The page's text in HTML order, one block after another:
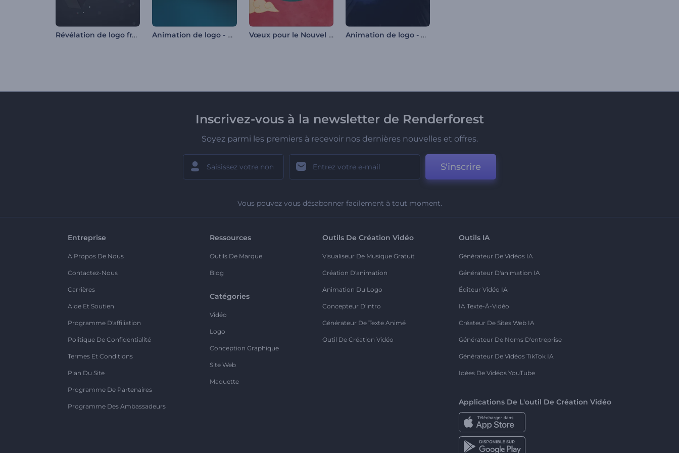
Révélation de logo frappant Animation de logo - Néons lumineux Vœux pour le Nouvel An chinois Animation de logo - Pouvoir des ténèbres
Inscrivez-vous à la newsletter de Renderforest
Soyez parmi les premiers à recevoir nos dernières nouvelles et offres.
S'inscrire
Vous pouvez vous désabonner facilement à tout moment.
Entreprise
A Propos De Nous
Contactez-Nous
Carrières
Aide Et Soutien
Programme D'affiliation
Politique De Confidentialité
Termes Et Conditions
Plan Du Site
Programme De Partenaires
Programme Des Ambassadeurs
Ressources
Outils De Marque
Blog
Catégories
Vidéo
Logo
Conception Graphique
Site Web
Maquette
Outils De Création Vidéo
Visualiseur De Musique Gratuit
Création D'animation
Animation Du Logo
Concepteur D'intro
Générateur De Texte Animé
Outil De Création Vidéo
Outils IA
Générateur De Vidéos IA
Générateur D'animation IA
Éditeur Vidéo IA
IA Texte-À-Vidéo
Créateur De Sites Web IA
Générateur De Noms D'entreprise
Générateur De Vidéos TikTok IA
Idées De Vidéos YouTube
Applications De L'outil De Création Vidéo